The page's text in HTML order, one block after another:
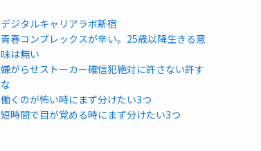
デジタルキャリアラボ新宿
青春コンプレックスが辛い。25歳以降生きる意
味は無い
嫌がらせストーカー確信犯絶対に許さない許す
な
働くのが怖い時にまず分けたい3つ
短時間で目が覚める時にまず分けたい3つ